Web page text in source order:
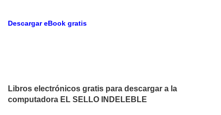
Descargar eBook gratis
Libros electrónicos gratis para descargar a la
computadora EL SELLO INDELEBLE